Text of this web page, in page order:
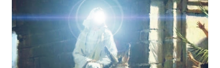
الصدريّة أيضاً ( الصلب ) هو يتكون في الخصيتين خارج البطن بعيداً عن
منطقة الصدر !! وهذا ايضاً حديث صحيح يوضح مقصد الآية اكثر :" ماء
الرجل أبيض وماء المرأة أصفر، فإذا اجتمعا فعلا مني الرجل مني
المرأة أذكرا بإذن الله، وإذا علا مني المرأة مني الرجل أنثا بإذن الله "
صحيح مسلم ‪http://fatwa.islamweb.net/fatwa/index.php?